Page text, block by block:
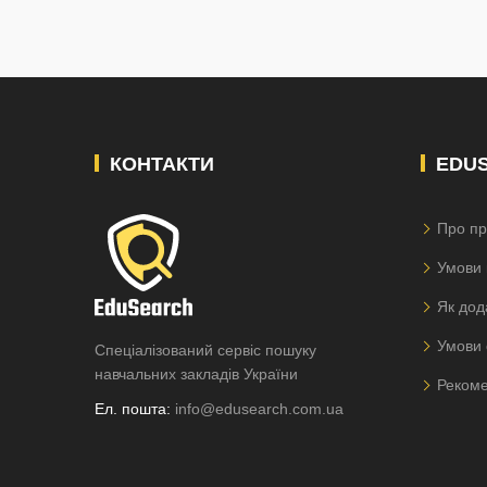
КОНТАКТИ
Спеціалізований сервіс пошуку
навчальних закладів України
Ел. пошта: info@edusearch.com.ua
Про
Умови
Як
Умови